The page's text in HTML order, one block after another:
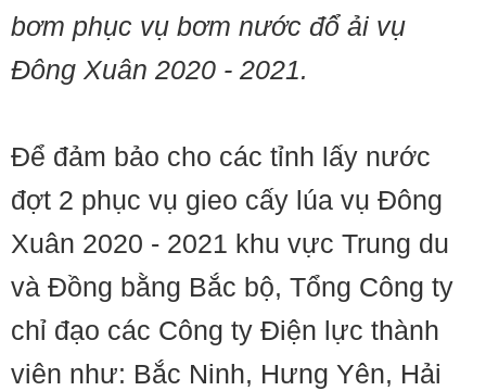
bơm phục vụ bơm nước đổ ải vụ
Đông Xuân 2020 - 2021.
Để đảm bảo cho các tỉnh lấy nước
đợt 2 phục vụ gieo cấy lúa vụ Đông
Xuân 2020 - 2021 khu vực Trung du
và Đồng bằng Bắc bộ, Tổng Công ty
chỉ đạo các Công ty Điện lực thành
viên như: Bắc Ninh, Hưng Yên, Hải